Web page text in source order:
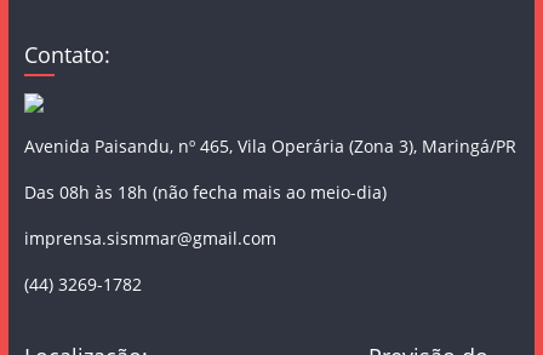
Contato:
Avenida Paisandu, nº 465, Vila Operária (Zona 3), Maringá/PR
Das 08h às 18h (não fecha mais ao meio-dia)
imprensa.sismmar@gmail.com
(44) 3269-1782